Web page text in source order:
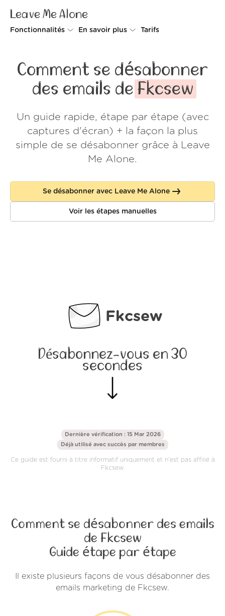
Leave Me Alone
Fonctionnalités
Spam Blocker
Ne pas déranger
En savoir plus
Comment ça fonctionne
Sécurité
Preuves d'amour
FAQ
Tarifs
Comment se désabonner
des emails de Fkcsew
Un guide rapide, étape par étape (avec
captures d'écran) + la façon la plus
simple de se désabonner grâce à Leave
Me Alone.
Se désabonner avec Leave Me Alone
Voir les étapes manuelles
Fkcsew
Désabonnez-vous en 30
secondes
Dernière vérification : 15 Mar 2026
Déjà utilisé avec succès par membres
Ce guide est fourni à titre informatif uniquement et n'est pas affilié à
Fkcsew.
Comment se désabonner des emails
de Fkcsew
Guide étape par étape
Il existe plusieurs façons de vous désabonner des
emails marketing de Fkcsew.